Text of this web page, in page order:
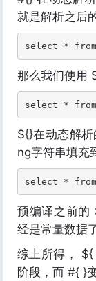
就是解析之后
select * from
那么我们使用
select * from
${}在动态解
ng字符串填充
select * from
预编译之前的
经是常量数据
综上所得，
阶段，而 #{ }